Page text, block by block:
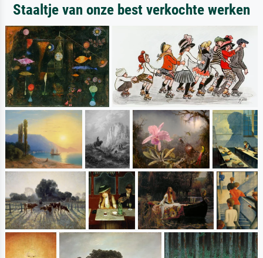
Staaltje van onze best verkochte werken